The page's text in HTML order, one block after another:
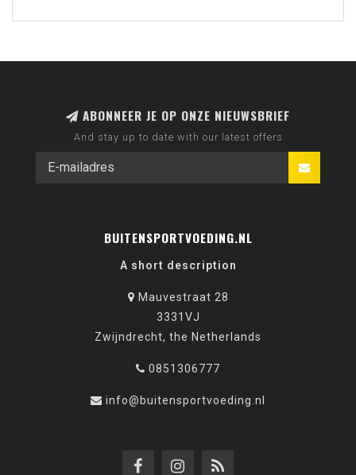
ABONNEER JE OP ONZE NIEUWSBRIEF
And stay up to date with our latest offers
BUITENSPORTVOEDING.NL
A short description
Mauvestraat 28
3331VJ
Zwijndrecht, the Netherlands
0851306777
info@buitensportvoeding.nl